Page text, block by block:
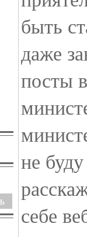
быть
даже
посты
не
себе